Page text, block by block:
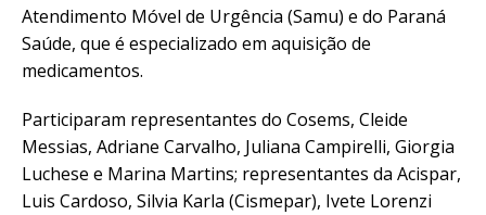
Atendimento Móvel de Urgência (Samu) e do Paraná
Saúde, que é especializado em aquisição de
medicamentos.
Participaram representantes do Cosems, Cleide
Messias, Adriane Carvalho, Juliana Campirelli, Giorgia
Luchese e Marina Martins; representantes da Acispar,
Luis Cardoso, Silvia Karla (Cismepar), Ivete Lorenzi